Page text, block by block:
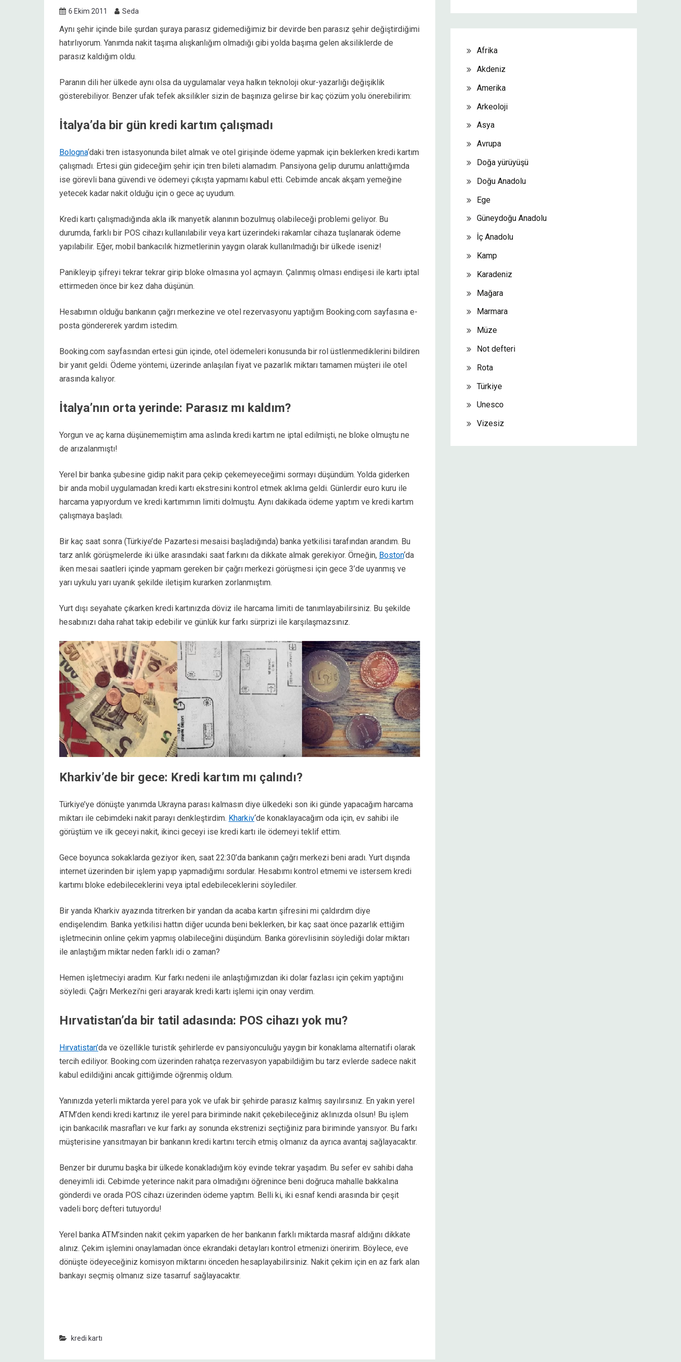
6 Ekim 2011 Seda
Aynı şehir içinde bile şurdan şuraya parasız gidemediğimiz bir devirde ben parasız şehir değiştirdiğimi
hatırlıyorum. Yanımda nakit taşıma alışkanlığım olmadığı gibi yolda başıma gelen aksiliklerde de
parasız kaldığım oldu.
Paranın dili her ülkede aynı olsa da uygulamalar veya halkın teknoloji okur-yazarlığı değişiklik
gösterebiliyor. Benzer ufak tefek aksilikler sizin de başınıza gelirse bir kaç çözüm yolu önerebilirim:
İtalya’da bir gün kredi kartım çalışmadı
Bologna‘daki tren istasyonunda bilet almak ve otel girişinde ödeme yapmak için beklerken kredi kartım
çalışmadı. Ertesi gün gideceğim şehir için tren bileti alamadım. Pansiyona gelip durumu anlattığımda
ise görevli bana güvendi ve ödemeyi çıkışta yapmamı kabul etti. Cebimde ancak akşam yemeğine
yetecek kadar nakit olduğu için o gece aç uyudum.
Kredi kartı çalışmadığında akla ilk manyetik alanının bozulmuş olabileceği problemi geliyor. Bu
durumda, farklı bir POS cihazı kullanılabilir veya kart üzerindeki rakamlar cihaza tuşlanarak ödeme
yapılabilir. Eğer, mobil bankacılık hizmetlerinin yaygın olarak kullanılmadığı bir ülkede iseniz!
Panikleyip şifreyi tekrar tekrar girip bloke olmasına yol açmayın. Çalınmış olması endişesi ile kartı iptal
ettirmeden önce bir kez daha düşünün.
Hesabımın olduğu bankanın çağrı merkezine ve otel rezervasyonu yaptığım Booking.com sayfasına e-
posta göndererek yardım istedim.
Booking.com sayfasından ertesi gün içinde, otel ödemeleri konusunda bir rol üstlenmediklerini bildiren
bir yanıt geldi. Ödeme yöntemi, üzerinde anlaşılan fiyat ve pazarlık miktarı tamamen müşteri ile otel
arasında kalıyor.
İtalya’nın orta yerinde: Parasız mı kaldım?
Yorgun ve aç karna düşünememiştim ama aslında kredi kartım ne iptal edilmişti, ne bloke olmuştu ne
de arızalanmıştı!
Yerel bir banka şubesine gidip nakit para çekip çekemeyeceğimi sormayı düşündüm. Yolda giderken
bir anda mobil uygulamadan kredi kartı ekstresini kontrol etmek aklıma geldi. Günlerdir euro kuru ile
harcama yapıyordum ve kredi kartımımın limiti dolmuştu. Aynı dakikada ödeme yaptım ve kredi kartım
çalışmaya başladı.
Bir kaç saat sonra (Türkiye’de Pazartesi mesaisi başladığında) banka yetkilisi tarafından arandım. Bu
tarz anlık görüşmelerde iki ülke arasındaki saat farkını da dikkate almak gerekiyor. Örneğin, Boston‘da
iken mesai saatleri içinde yapmam gereken bir çağrı merkezi görüşmesi için gece 3’de uyanmış ve
yarı uykulu yarı uyanık şekilde iletişim kurarken zorlanmıştım.
Yurt dışı seyahate çıkarken kredi kartınızda döviz ile harcama limiti de tanımlayabilirsiniz. Bu şekilde
hesabınızı daha rahat takip edebilir ve günlük kur farkı sürprizi ile karşılaşmazsınız.
Kharkiv’de bir gece: Kredi kartım mı çalındı?
Türkiye’ye dönüşte yanımda Ukrayna parası kalmasın diye ülkedeki son iki günde yapacağım harcama
miktarı ile cebimdeki nakit parayı denkleştirdim. Kharkiv‘de konaklayacağım oda için, ev sahibi ile
görüştüm ve ilk geceyi nakit, ikinci geceyi ise kredi kartı ile ödemeyi teklif ettim.
Gece boyunca sokaklarda geziyor iken, saat 22:30’da bankanın çağrı merkezi beni aradı. Yurt dışında
internet üzerinden bir işlem yapıp yapmadığımı sordular. Hesabımı kontrol etmemi ve istersem kredi
kartımı bloke edebileceklerini veya iptal edebileceklerini söylediler.
Bir yanda Kharkiv ayazında titrerken bir yandan da acaba kartın şifresini mi çaldırdım diye
endişelendim. Banka yetkilisi hattın diğer ucunda beni beklerken, bir kaç saat önce pazarlık ettiğim
işletmecinin online çekim yapmış olabileceğini düşündüm. Banka görevlisinin söylediği dolar miktarı
ile anlaştığım miktar neden farklı idi o zaman?
Hemen işletmeciyi aradım. Kur farkı nedeni ile anlaştığımızdan iki dolar fazlası için çekim yaptığını
söyledi. Çağrı Merkezi’ni geri arayarak kredi kartı işlemi için onay verdim.
Hırvatistan’da bir tatil adasında: POS cihazı yok mu?
Hırvatistan’da ve özellikle turistik şehirlerde ev pansiyonculuğu yaygın bir konaklama alternatifi olarak
tercih ediliyor. Booking.com üzerinden rahatça rezervasyon yapabildiğim bu tarz evlerde sadece nakit
kabul edildiğini ancak gittiğimde öğrenmiş oldum.
Yanınızda yeterli miktarda yerel para yok ve ufak bir şehirde parasız kalmış sayılırsınız. En yakın yerel
ATM’den kendi kredi kartınız ile yerel para biriminde nakit çekebileceğiniz aklınızda olsun! Bu işlem
için bankacılık masrafları ve kur farkı ay sonunda ekstrenizi seçtiğiniz para biriminde yansıyor. Bu farkı
müşterisine yansıtmayan bir bankanın kredi kartını tercih etmiş olmanız da ayrıca avantaj sağlayacaktır.
Benzer bir durumu başka bir ülkede konakladığım köy evinde tekrar yaşadım. Bu sefer ev sahibi daha
deneyimli idi. Cebimde yeterince nakit para olmadığını öğrenince beni doğruca mahalle bakkalına
gönderdi ve orada POS cihazı üzerinden ödeme yaptım. Belli ki, iki esnaf kendi arasında bir çeşit
vadeli borç defteri tutuyordu!
Yerel banka ATM’sinden nakit çekim yaparken de her bankanın farklı miktarda masraf aldığını dikkate
alınız. Çekim işlemini onaylamadan önce ekrandaki detayları kontrol etmenizi öneririm. Böylece, eve
dönüşte ödeyeceğiniz komisyon miktarını önceden hesaplayabilirsiniz. Nakit çekim için en az fark alan
bankayı seçmiş olmanız size tasarruf sağlayacaktır.
kredi kartı
Afrika
Akdeniz
Amerika
Arkeoloji
Asya
Avrupa
Doğa yürüyüşü
Doğu Anadolu
Ege
Güneydoğu Anadolu
İç Anadolu
Kamp
Karadeniz
Mağara
Marmara
Müze
Not defteri
Rota
Türkiye
Unesco
Vizesiz